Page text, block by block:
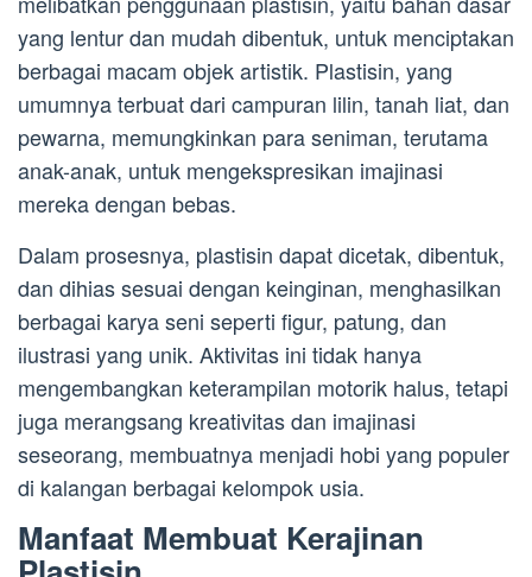
yang lentur dan mudah dibentuk, untuk menciptakan
berbagai macam objek artistik. Plastisin, yang
umumnya terbuat dari campuran lilin, tanah liat, dan
pewarna, memungkinkan para seniman, terutama
anak-anak, untuk mengekspresikan imajinasi
mereka dengan bebas.
Dalam prosesnya, plastisin dapat dicetak, dibentuk,
dan dihias sesuai dengan keinginan, menghasilkan
berbagai karya seni seperti figur, patung, dan
ilustrasi yang unik. Aktivitas ini tidak hanya
mengembangkan keterampilan motorik halus, tetapi
juga merangsang kreativitas dan imajinasi
seseorang, membuatnya menjadi hobi yang populer
di kalangan berbagai kelompok usia.
Manfaat Membuat Kerajinan